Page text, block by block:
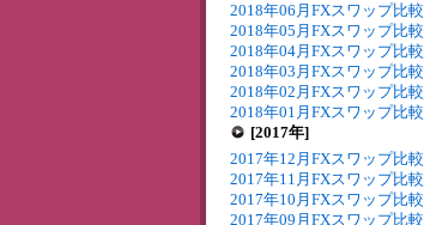
2018年06月FXスワップ比較
2018年05月FXスワップ比較
2018年04月FXスワップ比較
2018年03月FXスワップ比較
2018年02月FXスワップ比較
2018年01月FXスワップ比較
[2017年]
2017年12月FXスワップ比較
2017年11月FXスワップ比較
2017年10月FXスワップ比較
2017年09月FXスワップ比較